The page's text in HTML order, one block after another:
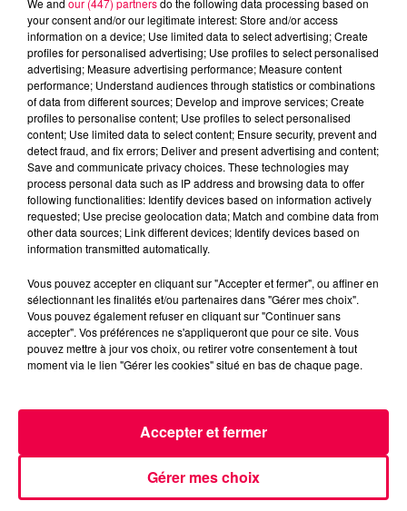
QUIZZ TONIC AVEC PRESCILLIA DE
REMONCOURT (14/10)
your consent and/or our legitimate interest: Store and/or access
information on a device; Use limited data to select advertising; Create
profiles for personalised advertising; Use profiles to select personalised
advertising; Measure advertising performance; Measure content
performance; Understand audiences through statistics or combinations
of data from different sources; Develop and improve services; Create
profiles to personalise content; Use profiles to select personalised
content; Use limited data to select content; Ensure security, prevent and
detect fraud, and fix errors; Deliver and present advertising and content;
Save and communicate privacy choices. These technologies may
process personal data such as IP address and browsing data to offer
following functionalities: Identify devices based on information actively
requested; Use precise geolocation data; Match and combine data from
other data sources; Link different devices; Identify devices based on
information transmitted automatically.
Vous pouvez accepter en cliquant sur "Accepter et fermer", ou affiner en
sélectionnant les finalités et/ou partenaires dans "Gérer mes choix".
Vous pouvez également refuser en cliquant sur "Continuer sans
accepter". Vos préférences ne s'appliqueront que pour ce site. Vous
pouvez mettre à jour vos choix, ou retirer votre consentement à tout
moment via le lien "Gérer les cookies" situé en bas de chaque page.
Gérer mes choix
Accepter et fermer